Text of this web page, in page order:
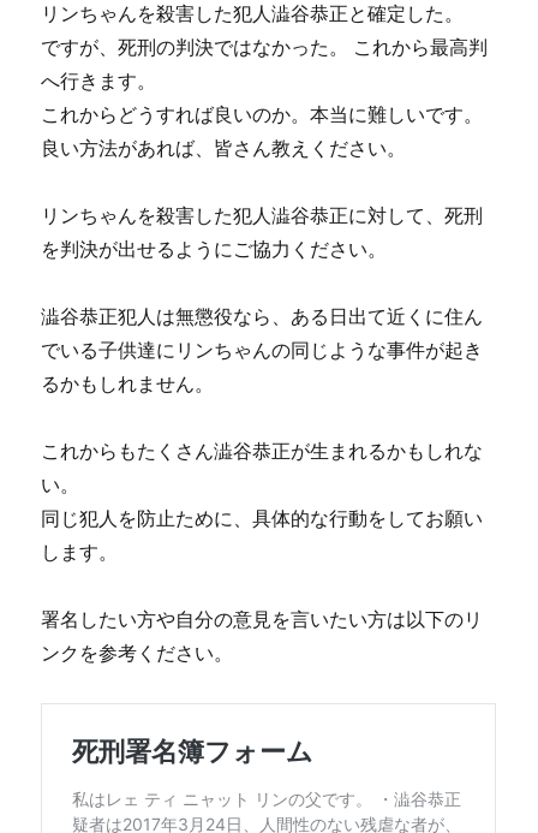
の
中、
リ
さ
ん
て
い
小
学
校
で
り
に
リンちゃんを殺害した犯人澁谷恭正と確定した。
ですが、死刑の判決ではなかった。 これから最高判
へ行きます。
これからどうすれば良いのか。本当に難しいです。
良い方法があれば、皆さん教えください。
リンちゃんを殺害した犯人澁谷恭正に対して、死刑
を判決が出せるようにご協力ください。
澁谷恭正犯人は無懲役なら、ある日出て近くに住ん
でいる子供達にリンちゃんの同じような事件が起き
るかもしれません。
これからもたくさん澁谷恭正が生まれるかもしれな
い。
同じ犯人を防止ために、具体的な行動をしてお願い
します。
署名したい方や自分の意見を言いたい方は以下のリ
ンクを参考ください。